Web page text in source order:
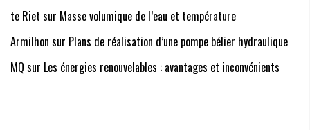
te Riet sur Masse volumique de l’eau et température
Armilhon sur Plans de réalisation d’une pompe bélier hydraulique
MQ sur Les énergies renouvelables : avantages et inconvénients